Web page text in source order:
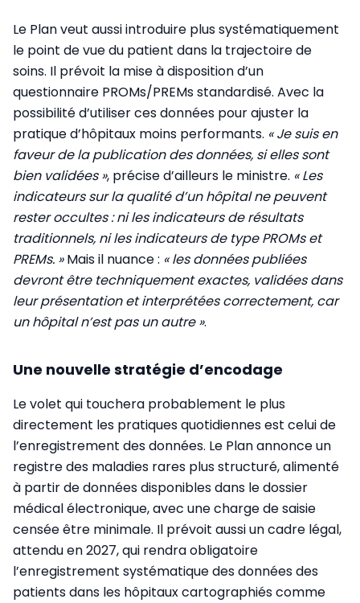
Le Plan veut aussi introduire plus systématiquement
le point de vue du patient dans la trajectoire de
soins. Il prévoit la mise à disposition d’un
questionnaire PROMs/PREMs standardisé. Avec la
possibilité d’utiliser ces données pour ajuster la
pratique d’hôpitaux moins performants. « Je suis en
faveur de la publication des données, si elles sont
bien validées », précise d’ailleurs le ministre. « Les
indicateurs sur la qualité d’un hôpital ne peuvent
rester occultes : ni les indicateurs de résultats
traditionnels, ni les indicateurs de type PROMs et
PREMs. »Mais il nuance : « les données publiées
devront être techniquement exactes, validées dans
leur présentation et interprétées correctement, car
un hôpital n’est pas un autre ».
Une nouvelle stratégie d’encodage
Le volet qui touchera probablement le plus
directement les pratiques quotidiennes est celui de
l’enregistrement des données. Le Plan annonce un
registre des maladies rares plus structuré, alimenté
à partir de données disponibles dans le dossier
médical électronique, avec une charge de saisie
censée être minimale. Il prévoit aussi un cadre légal,
attendu en 2027, qui rendra obligatoire
l’enregistrement systématique des données des
patients dans les hôpitaux cartographiés comme